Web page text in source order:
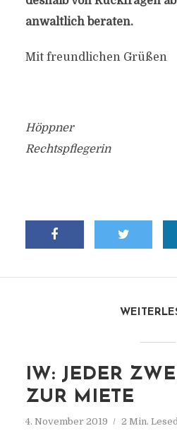
anwaltlich beraten.
Mit freundlichen Grüßen
Höppner
Rechtspflegerin
IW: JEDER
ZUR MIETE
4. November 2019 2 Min.